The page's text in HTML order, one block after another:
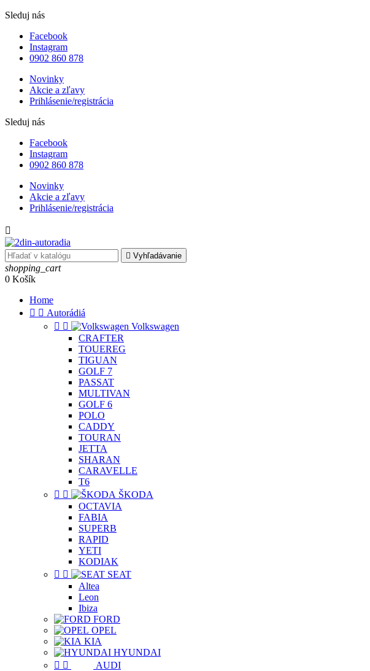
Sleduj nás
Facebook
Instagram
0902 860 878
Novinky
Akcie a zľavy
Prihlásenie/registrácia
Sleduj nás
Facebook
Instagram
0902 860 878
Novinky
Akcie a zľavy
Prihlásenie/registrácia

 Vyhľadávanie
shopping_cart
0 Košík
Home
  Autorádiá
 
Volkswagen
CRAFTER
TOUEREG
TIGUAN
GOLF 7
PASSAT
MULTIVAN
GOLF 6
POLO
CADDY
TOURAN
JETTA
SHARAN
CARAVELLE
T6
 
ŠKODA
OCTAVIA
FABIA
SUPERB
RAPID
YETI
KODIAK
 
SEAT
Altea
Leon
Ibiza
FORD
OPEL
KIA
HYUNDAI
 
AUDI